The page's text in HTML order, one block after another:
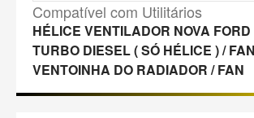
Compatível com Utilitários
HÉLICE VENTILADOR NOVA
TURBO DIESEL ( SÓ HÉLICE ) /
VENTOINHA DO RADIADOR / FAN